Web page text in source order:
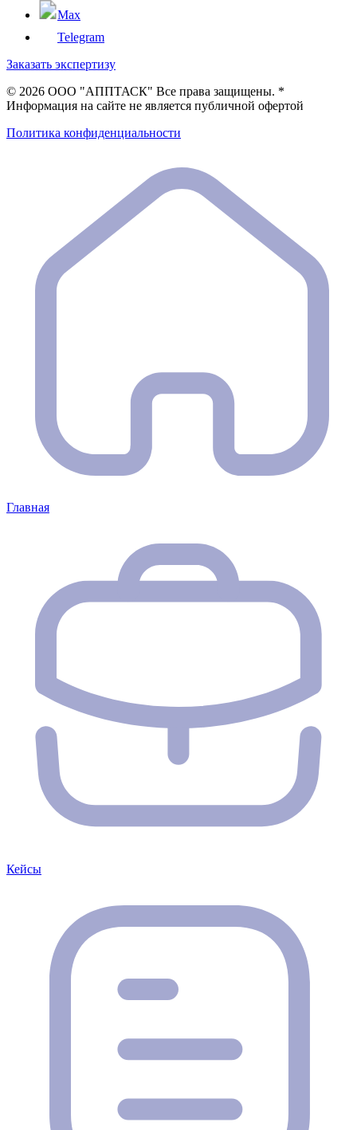
Max
Telegram
Заказать экспертизу
© 2026 ООО "АППТАСК" Все права защищены. *
Информация на сайте не является публичной офертой
Политика конфиденциальности
Главная
Кейсы